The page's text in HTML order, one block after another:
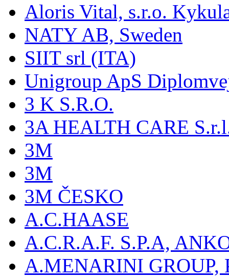
Aloris Vital, s.r.o.
NATY AB, Sweden
SIIT srl (ITA)
Unigroup ApS
3 K S.R.O.
3A HEALTH CARE
3M
3M
3M ČESKO
A.C.HAASE
A.C.R.A.F. S.P.A,
A.MENARINI